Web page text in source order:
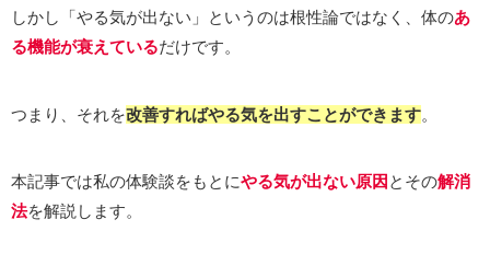
しかし「やる気が出ない」というのは根性論ではなく、体のあ
る機能が衰えているだけです。
つまり、それを改善すればやる気を出すことができます。
本記事では私の体験談をもとにやる気が出ない原因 とその解消
法を解説します。